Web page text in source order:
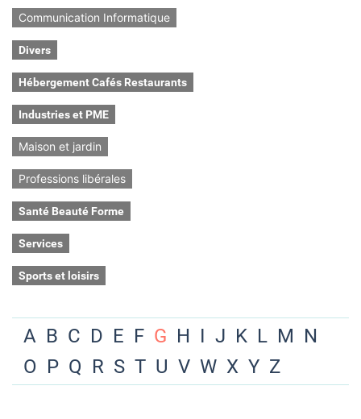
Communication Informatique
Divers
Hébergement Cafés Restaurants
Industries et PME
Maison et jardin
Professions libérales
Santé Beauté Forme
Services
Sports et loisirs
A B C D E F G H I J K L M N
O P Q R S T U V W X Y Z